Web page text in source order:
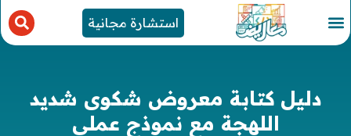
استشارة مجانية
دليل كتابة معروض شكوى شديد
اللهجة مع نموذج عملي